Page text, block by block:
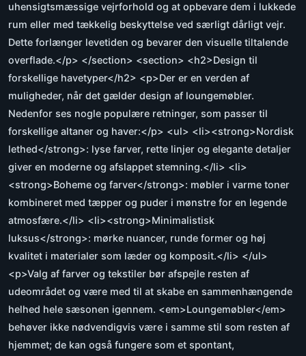
uhensigtsmæssige vejrforhold og at opbevare dem i lukkede
rum eller med tækkelig beskyttelse ved særligt dårligt vejr.
Dette forlænger levetiden og bevarer den visuelle tiltalende
overflade.</p> </section> <section> <h2>Design til
forskellige havetyper</h2> <p>Der er en verden af
muligheder, når det gælder design af loungemøbler.
Nedenfor ses nogle populære retninger, som passer til
forskellige altaner og haver:</p> <ul> <li><strong>Nordisk
lethed</strong>: lyse farver, rette linjer og elegante detaljer
giver en moderne og afslappet stemning.</li> <li>
<strong>Boheme og farver</strong>: møbler i varme toner
kombineret med tæpper og puder i mønstre for en legende
atmosfære.</li> <li><strong>Minimalistisk
luksus</strong>: mørke nuancer, runde former og høj
kvalitet i materialer som læder og komposit.</li> </ul>
<p>Valg af farver og tekstiler bør afspejle resten af
udeområdet og være med til at skabe en sammenhængende
helhed hele sæsonen igennem. <em>Loungemøbler</em>
behøver ikke nødvendigvis være i samme stil som resten af
hjemmet; de kan også fungere som et spontant,